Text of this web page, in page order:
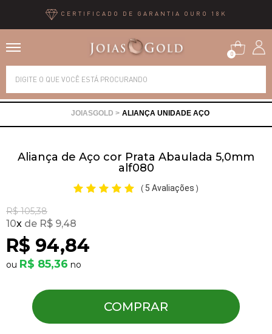
CERTIFICADO DE GARANTIA OURO 18K
0
ALIANÇA UNIDADE AÇO
Aliança de Aço cor Prata Abaulada 5,0mm
alf080
( 5 Avaliações )
R$ 105,38
R$ 94,84
10x R$ 9,48
R$ 85,36
COMPRAR
Alianças
Brincos
Pingentes